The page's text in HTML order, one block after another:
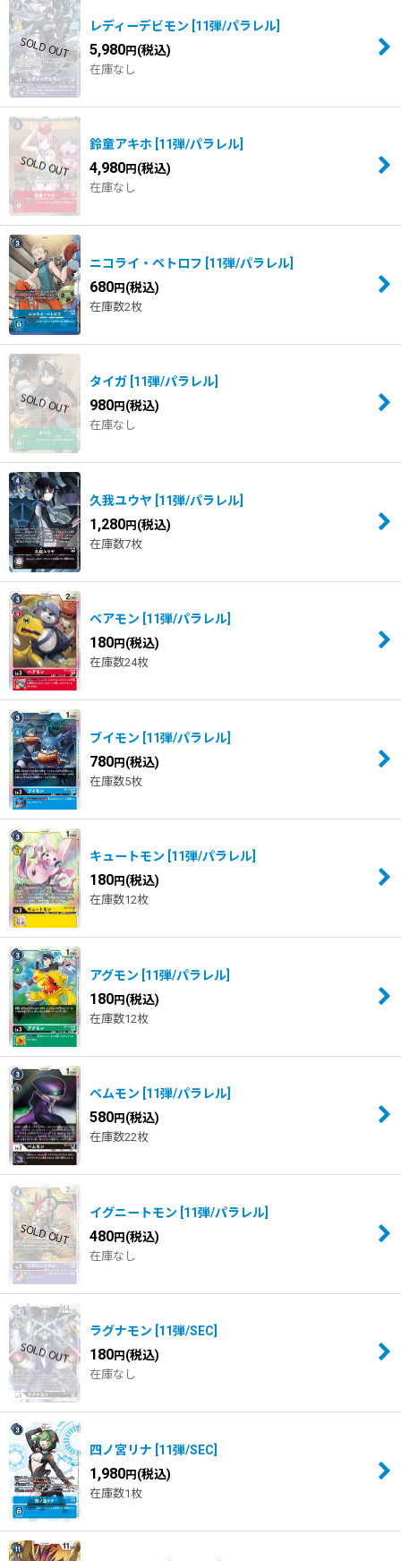
レディーデビモン 11弾/パラレル
5,980円 (税込)
在庫なし
鈴童アキホ 11弾/パラレル
4,980円 (税込)
在庫なし
ニコライ・ペトロフ 11弾/パラレル
680円 (税込)
在庫数2枚
タイガ 11弾/パラレル
980円 (税込)
在庫なし
久我ユウヤ 11弾/パラレル
1,280円 (税込)
在庫数7枚
ベアモン 11弾/パラレル
180円 (税込)
在庫数24枚
ブイモン 11弾/パラレル
780円 (税込)
在庫数5枚
キュートモン 11弾/パラレル
180円 (税込)
在庫数12枚
アグモン 11弾/パラレル
180円 (税込)
在庫数12枚
ベムモン 11弾/パラレル
580円 (税込)
在庫数22枚
イグニートモン 11弾/パラレル
480円 (税込)
在庫なし
ラグナモン 11弾/SEC
180円 (税込)
在庫なし
四ノ宮リナ 11弾/SEC
1,980円 (税込)
在庫数1枚